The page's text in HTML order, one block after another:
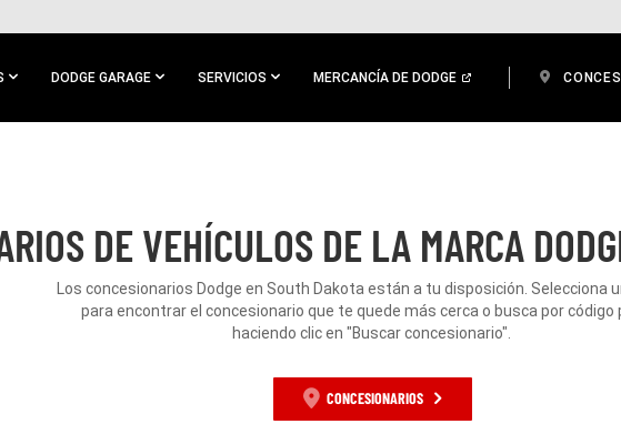
DODGE GARAGE SERVICIOS MERCANCÍA DE DODGE
DE VEHÍCULOS DE LA MARCA
Los concesionarios Dodge en South Dakota están a tu disposición. Selecciona
para encontrar el concesionario que te quede más cerca o busca por código
haciendo clic en "Buscar concesionario".
CONCESIONARIOS